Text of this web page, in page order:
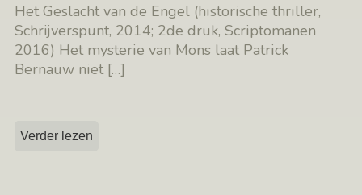
Het Geslacht van de Engel (historische thriller,
Schrijverspunt, 2014; 2de druk, Scriptomanen
2016) Het mysterie van Mons laat Patrick
Bernauw niet […]
Verder lezen